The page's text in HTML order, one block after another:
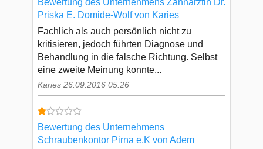
Bewertung des Unternehmens Zahnärztin Dr.
Priska E. Domide-Wolf von Karies
Fachlich als auch persönlich nicht zu
kritisieren, jedoch führten Diagnose und
Behandlung in die falsche Richtung. Selbst
eine zweite Meinung konnte...
Karies 26.09.2016 05:26
Bewertung des Unternehmens
Schraubenkontor Pirna e.K von Adem